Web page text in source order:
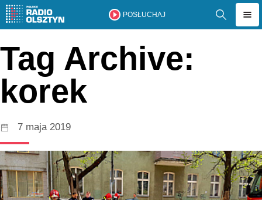
POSŁUCHAJ
Tag Archive:
korek
7 maja 2019